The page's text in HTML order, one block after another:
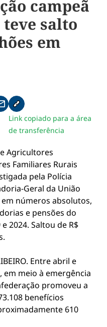
campeã
teve salto
em
whatsapp
no facebook
no twitter
Compartilhe pelo email
Copiar link da notícia
Link copiado para a área
de transferência
Agricultores
Familiares Rurais
pela Polícia
Geral da União
números absolutos,
e pensões do
2024. Saltou de R$
Entre abril e
em meio à emergência
promoveu a
benefícios
610